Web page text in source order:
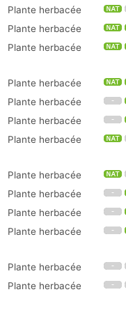
Plante herbacée
Plante herbacée
Plante herbacée
Plante herbacée
Plante herbacée
Plante herbacée
Plante herbacée
Plante herbacée
Plante herbacée
Plante herbacée
Plante herbacée
Plante herbacée
Plante herbacée